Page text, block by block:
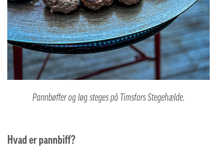
Pannbøffer og løg steges på Timsfors Stegehælde.
Hvad er pannbiff?